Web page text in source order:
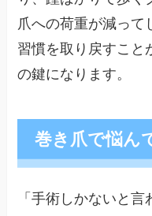
爪への荷重が減っ
習慣を取り戻すこと
の鍵になります。
巻き爪で悩ん
「手術しかないと